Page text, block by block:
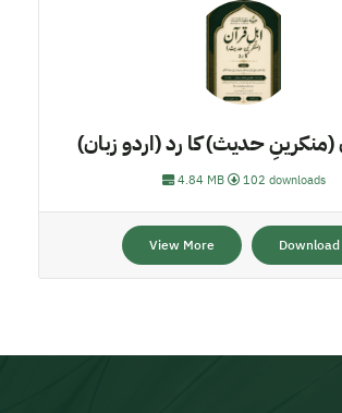
(منکرینِ حدیث) کا رد (اردو زبان)
4.84 MB 102 downloads
View More Download